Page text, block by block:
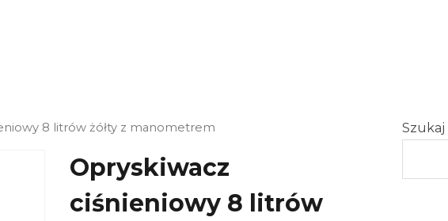
8 litrów żółty z manometrem
Opryskiwacz
ciśnieniowy 8 litrów
Szukaj